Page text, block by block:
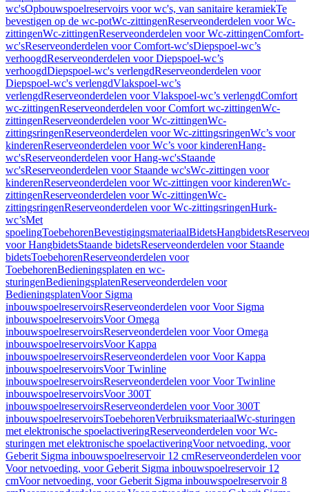
wc'sOpbouwspoelreservoirs voor wc's, van sanitaire keramiekTe
bevestigen op de wc-potWc-zittingenReserveonderdelen voor Wc-
zittingenWc-zittingenReserveonderdelen voor Wc-zittingenComfort-
wc'sReserveonderdelen voor Comfort-wc'sDiepspoel-wc’s
verhoogdReserveonderdelen voor Diepspoel-wc’s
verhoogdDiepspoel-wc's verlengdReserveonderdelen voor
Diepspoel-wc's verlengdVlakspoel-wc’s
verlengdReserveonderdelen voor Vlakspoel-wc’s verlengdComfort
wc-zittingenReserveonderdelen voor Comfort wc-zittingenWc-
zittingenReserveonderdelen voor Wc-zittingenWc-
zittingsringenReserveonderdelen voor Wc-zittingsringenWc’s voor
kinderenReserveonderdelen voor Wc’s voor kinderenHang-
wc'sReserveonderdelen voor Hang-wc'sStaande
wc'sReserveonderdelen voor Staande wc'sWc-zittingen voor
kinderenReserveonderdelen voor Wc-zittingen voor kinderenWc-
zittingenReserveonderdelen voor Wc-zittingenWc-
zittingsringenReserveonderdelen voor Wc-zittingsringenHurk-
wc’sMet
spoelingToebehorenBevestigingsmateriaalBidetsHangbidets
voor HangbidetsStaande bidetsReserveonderdelen voor Staande
bidetsToebehorenReserveonderdelen voor
ToebehorenBedieningsplaten en wc-
sturingenBedieningsplatenReserveonderdelen voor
BedieningsplatenVoor Sigma
inbouwspoelreservoirsReserveonderdelen voor Voor Sigma
inbouwspoelreservoirsVoor Omega
inbouwspoelreservoirsReserveonderdelen voor Voor Omega
inbouwspoelreservoirsVoor Kappa
inbouwspoelreservoirsReserveonderdelen voor Voor Kappa
inbouwspoelreservoirsVoor Twinline
inbouwspoelreservoirsReserveonderdelen voor Voor Twinline
inbouwspoelreservoirsVoor 300T
inbouwspoelreservoirsReserveonderdelen voor Voor 300T
inbouwspoelreservoirsToebehorenVerbruiksmateriaalWc-sturingen
met elektronische spoelactiveringReserveonderdelen voor Wc-
sturingen met elektronische spoelactiveringVoor netvoeding, voor
Geberit Sigma inbouwspoelreservoir 12 cmReserveonderdelen voor
Voor netvoeding, voor Geberit Sigma inbouwspoelreservoir 12
cmVoor netvoeding, voor Geberit Sigma inbouwspoelreservoir 8